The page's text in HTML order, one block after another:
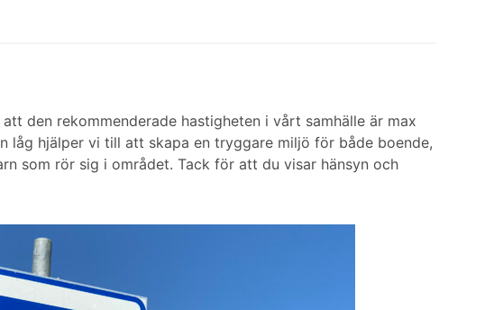
den rekommenderade hastigheten i vårt samhälle är max
låg hjälper vi till att skapa en tryggare miljö för både boende,
som rör sig i området. Tack för att du visar hänsyn och